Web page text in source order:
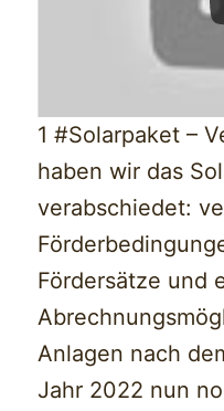
1 #Solarpaket –
haben wir das
verabschiedet:
Fördersätze und
Anlagen nach
Jahr 2022 nun